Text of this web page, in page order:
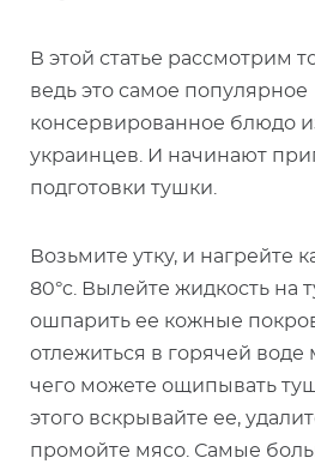
В этой статье рассмотрим
ведь это самое популярное
консервированное блюдо
украинцев. И начинают
подготовки тушки.
Возьмите утку, и нагрейте
80°c. Вылейте жидкость на
ошпарить ее кожные
отлежиться в горячей воде
чего можете ощипывать
этого вскрывайте ее,
промойте мясо. Самые